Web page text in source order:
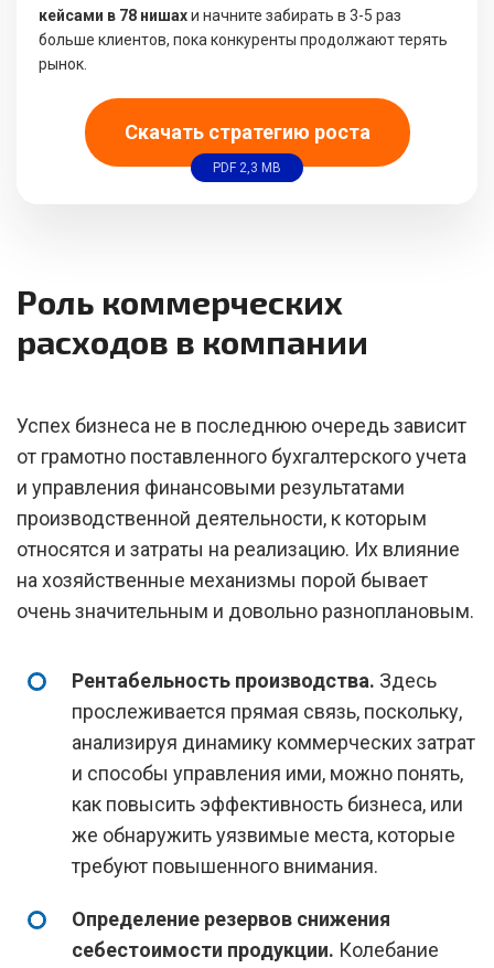
кейсами в 78 нишахи начните забирать в 3-5 раз
больше клиентов, пока конкуренты продолжают терять
рынок.
Скачать стратегию роста
PDF 2,3 MB
Роль коммерческих
расходов в компании
Успех бизнеса не в последнюю очередь зависит
от грамотно поставленного бухгалтерского учета
и управления финансовыми результатами
производственной деятельности, к которым
относятся и затраты на реализацию. Их влияние
на хозяйственные механизмы порой бывает
очень значительным и довольно разноплановым.
Рентабельность производства. Здесь
прослеживается прямая связь, поскольку,
анализируя динамику коммерческих затрат
и способы управления ими, можно понять,
как повысить эффективность бизнеса, или
же обнаружить уязвимые места, которые
требуют повышенного внимания.
Определение резервов снижения
себестоимости продукции. Колебание